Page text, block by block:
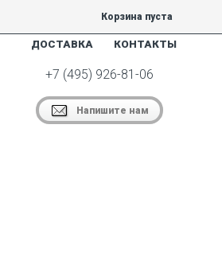
Корзина пуста
ДОСТАВКА КОНТАКТЫ
+7 (495) 926-81-06
Напишите нам